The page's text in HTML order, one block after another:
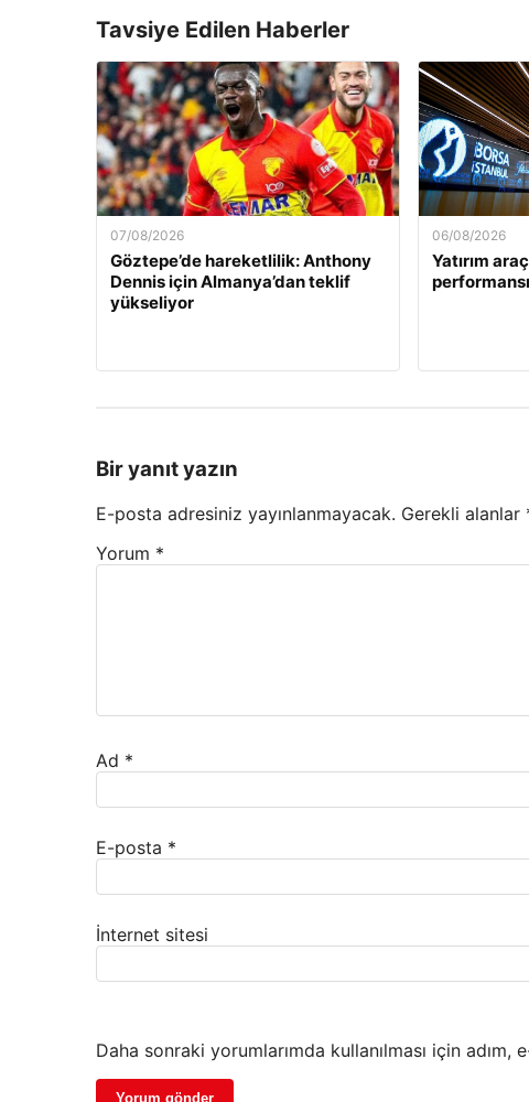
Tavsiye Edilen Haberler
07/08/2026
Göztepe’de hareketlilik: Anthony
Dennis için Almanya’dan teklif
yükseliyor
06/08/2026
Yatırım
Bir yanıt yazın
E-posta adresiniz yayınlanmayacak. Gerekli alanlar
Yorum *
Ad *
E-posta *
İnternet sitesi
Daha sonraki yorumlarımda kullanılması için